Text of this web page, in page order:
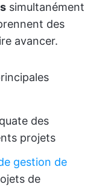
simultanément
des
avancer.
des
projets
gestion de
de